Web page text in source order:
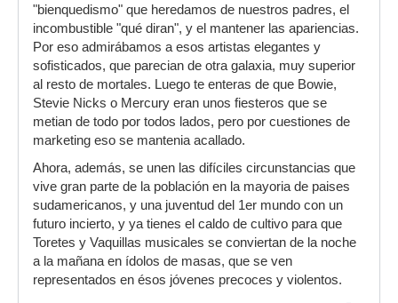
"bienquedismo" que heredamos de nuestros padres, el
incombustible "qué diran", y el mantener las apariencias.
Por eso admirábamos a esos artistas elegantes y
sofisticados, que parecian de otra galaxia, muy superior
al resto de mortales. Luego te enteras de que Bowie,
Stevie Nicks o Mercury eran unos fiesteros que se
metian de todo por todos lados, pero por cuestiones de
marketing eso se mantenia acallado.
Ahora, además, se unen las difíciles circunstancias que
vive gran parte de la población en la mayoria de paises
sudamericanos, y una juventud del 1er mundo con un
futuro incierto, y ya tienes el caldo de cultivo para que
Toretes y Vaquillas musicales se conviertan de la noche
a la mañana en ídolos de masas, que se ven
representados en ésos jóvenes precoces y violentos.